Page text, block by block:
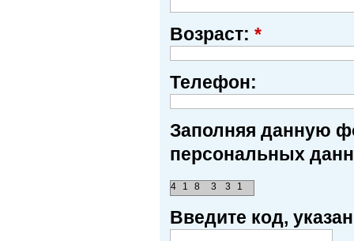
Возраст: *
Телефон:
Заполняя данную
персональных
4 3 1
3
1 8
Введите код,